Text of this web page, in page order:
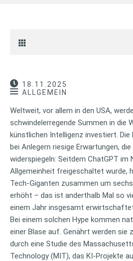
18.11.2025
ALLGEMEIN
Weltweit, vor allem in den USA,
schwindelerregende Summen in die
künstlichen Intelligenz investiert. Die
bei Anlegern riesige Erwartungen,
widerspiegeln: Seitdem ChatGPT im
Allgemeinheit freigeschaltet wurde,
Tech-Giganten zusammen um
erhöht – das ist anderthalb Mal so
einem Jahr insgesamt
Bei einem solchen Hype kommen
einer Blase auf. Genährt werden sie
durch eine Studie des
Technology (MIT), das KI-Projekte